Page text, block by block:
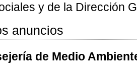
y de la Dirección
anuncios
de Medio